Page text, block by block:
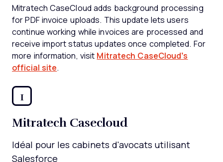
1
Mitratech Casecloud
Idéal pour les cabinets d'avocats utilisant
Salesforce
Mitratech CaseCloud adds background processing
for PDF invoice uploads. This update lets users
continue working while invoices are processed and
receive import status updates once completed. For
more information, visit Mitratech CaseCloud’s
official site.